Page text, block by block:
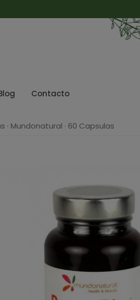
Contacto
· Mundonatural · 60 Capsulas